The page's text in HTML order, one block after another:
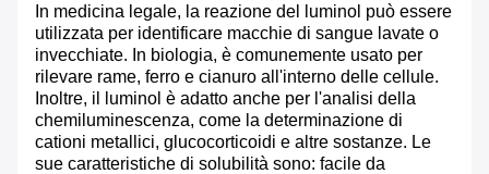
In medicina legale, la reazione del luminol può essere
utilizzata per identificare macchie di sangue lavate o
invecchiate. In biologia, è comunemente usato per
rilevare rame, ferro e cianuro all'interno delle cellule.
Inoltre, il luminol è adatto anche per l'analisi della
chemiluminescenza, come la determinazione di
cationi metallici, glucocorticoidi e altre sostanze. Le
sue caratteristiche di solubilità sono: facile da